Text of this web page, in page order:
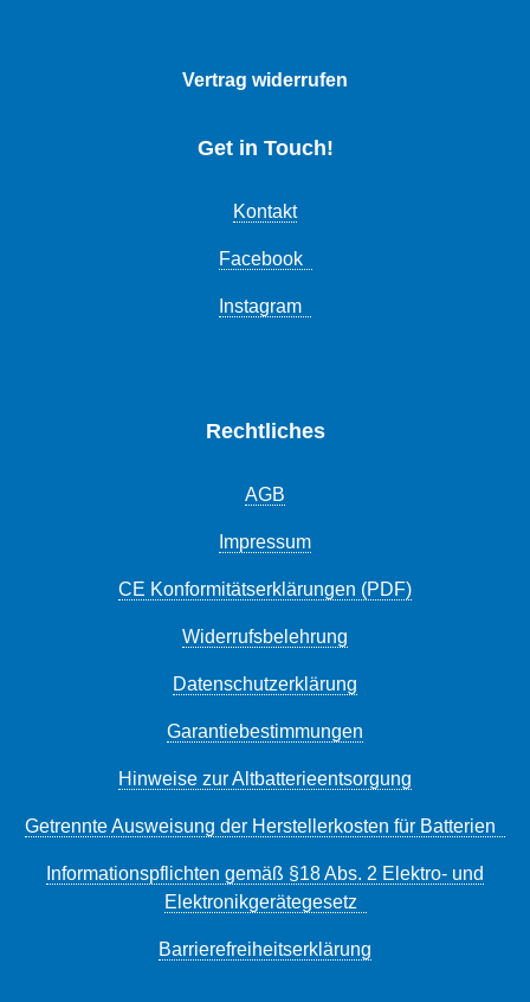
Vertrag widerrufen
Get in Touch!
Kontakt
Facebook
Instagram
Rechtliches
AGB
Impressum
CE Konformitätserklärungen (PDF)
Widerrufsbelehrung
Datenschutzerklärung
Garantiebestimmungen
Hinweise zur Altbatterieentsorgung
Getrennte Ausweisung der Herstellerkosten für Batterien
Informationspflichten gemäß §18 Abs. 2 Elektro- und
Elektronikgerätegesetz
Barrierefreiheitserklärung